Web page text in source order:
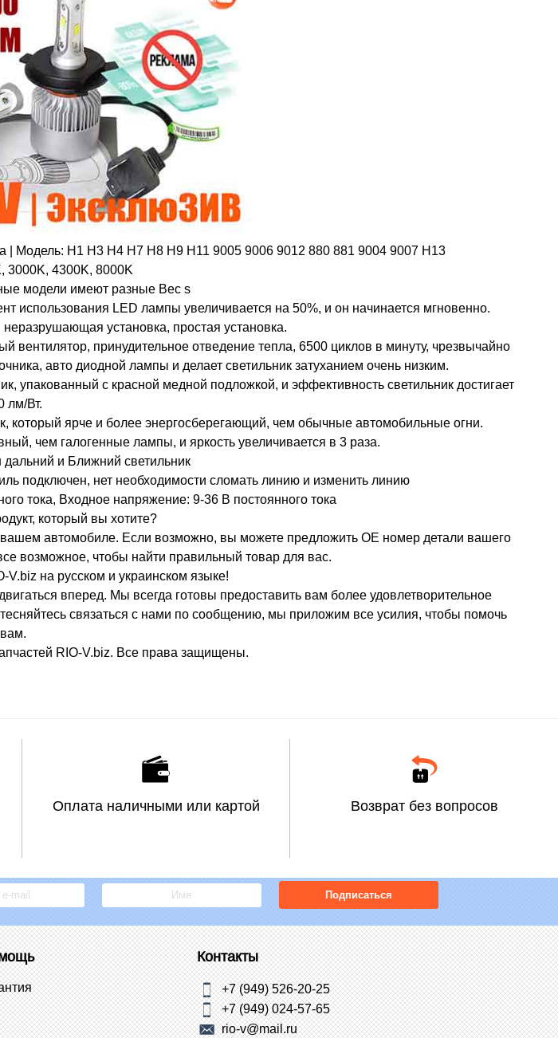
Модель: H1 H3 H4 H7 H8 H9 H11 9005 9006 9012 880 881 9004 9007 H13
3000K, 4300K, 8000K
модели имеют разные Вес s
использования LED лампы увеличивается на 50%, и он начинается мгновенно.
установка, простая установка.
принудительное отведение тепла, 6500 циклов в минуту, чрезвычайно
авто диодной лампы и делает светильник затуханием очень низким.
упакованный с красной медной подложкой, и эффективность светильник достигает
лм/Вт.
который ярче и более энергосберегающий, чем обычные автомобильные огни.
чем галогенные лампы, и яркость увеличивается в 3 раза.
и Ближний светильник
подключен, нет необходимости сломать линию и изменить линию
тока, Входное напряжение: 9-36 В постоянного тока
который вы хотите?
автомобиле. Если возможно, вы можете предложить OE номер детали вашего
возможное, чтобы найти правильный товар для вас.
на русском и украинском языке!
вперед. Мы всегда готовы предоставить вам более удовлетворительное
связаться с нами по сообщению, мы приложим все усилия, чтобы помочь
вам.
RIO-V.biz. Все права защищены.
Оплата наличными или картой Возврат без вопросов
Подписаться
Контакты
+7 (949) 526-20-25
+7 (949) 024-57-65
rio-v@mail.ru